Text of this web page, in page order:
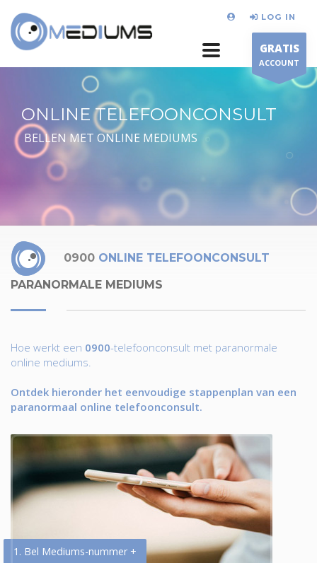
LOG IN
GRATIS
ACCOUNT
ONLINE TELEFOONCONSULT
BELLEN MET ONLINE MEDIUMS
0900 ONLINE TELEFOONCONSULT
PARANORMALE MEDIUMS
Hoe werkt een 0900-telefoonconsult met paranormale
online mediums.
Ontdek hieronder het eenvoudige stappenplan van een
paranormaal online telefoonconsult.
1. Bel Mediums-nummer +